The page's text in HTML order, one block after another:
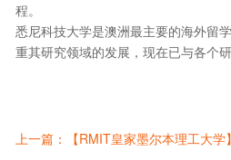
程。
悉尼科技大学是澳洲最主要的海外留
重其研究领域的发展，现在已与各个
上一篇：【RMIT皇家墨尔本理工大学】